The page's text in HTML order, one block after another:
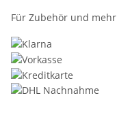
Für Zubehör und mehr